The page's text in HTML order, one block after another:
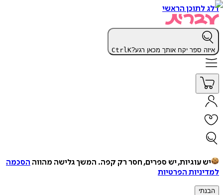
דלג לתוכן הראשי
איזה ספר יקח אותך מכאן רגע? CtrlK
יש עוגיות, יש ספרים, חסר רק קפה. המשך גלישה מהווה הסכמה
למדיניות הפרטיות
הבנתי